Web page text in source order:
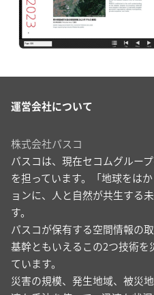
運営会社について
株式会社パスコ
パスコは、現在セコムグルー
を担っています。「地球をは
ョンに、人と自然が共生する
す。
パスコが保有する空間情報の
基幹ともいえるこの2つ技術
ています。
災害の規模、発生地域、被災